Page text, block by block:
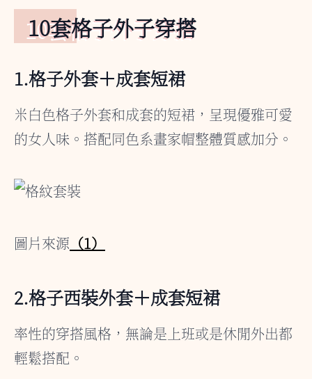
10套格子外子穿搭
1.格子外套＋成套短裙
米白色格子外套和成套的短裙，呈現優雅可愛
的女人味。搭配同色系畫家帽整體質感加分。
圖片來源 （1）
2.格子西裝外套＋成套短裙
率性的穿搭風格，無論是上班或是休閒外出都
輕鬆搭配。